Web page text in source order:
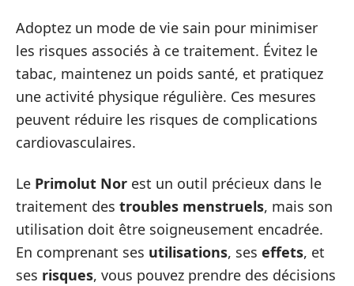
Adoptez un mode de vie sain pour minimiser
les risques associés à ce traitement. Évitez le
tabac, maintenez un poids santé, et pratiquez
une activité physique régulière. Ces mesures
peuvent réduire les risques de complications
cardiovasculaires.
Le Primolut Nor est un outil précieux dans le
traitement des troubles menstruels, mais son
utilisation doit être soigneusement encadrée.
En comprenant ses utilisations, ses effets, et
ses risques, vous pouvez prendre des décisions